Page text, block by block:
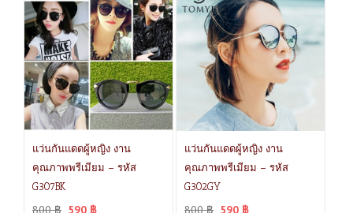
แว่นกันแดดผู้หญิง งาน
คุณภาพพรีเมียม – รหัส
G307BK
800฿ 590 ฿
แว่นกันแดดผู้หญิง งาน
คุณภาพพรีเมียม – รหัส
G302GY
800฿ 590 ฿